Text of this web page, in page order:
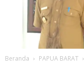
Beranda PAPUA BARAT